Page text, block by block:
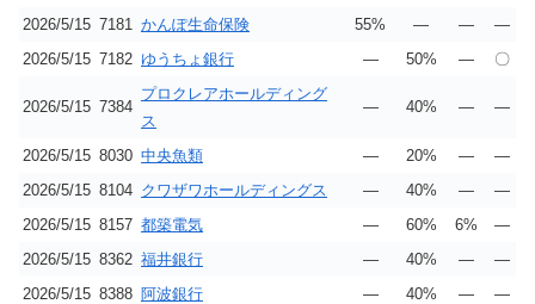
2026/5/15 7181 かんぽ生命保険 55% ― ―
―
2026/5/15 7182 ゆうちょ銀行 ― 50% ― 〇
2026/5/15 7384
プロクレアホールディング
ス
― 40% ― ―
2026/5/15 8030 中央魚類 ― 20% ―
―
2026/5/15 8104 クワザワホールディングス ― 40% ―
―
2026/5/15 8157 都築電気 ― 60% 6%
―
2026/5/15 8362 福井銀行 ― 40% ―
―
2026/5/15 8388 阿波銀行 ― 40% ―
―